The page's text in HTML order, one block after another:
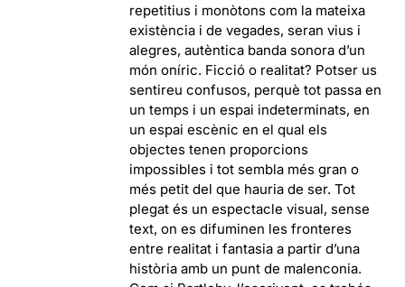
repetitius i monòtons com la mateixa
existència i de vegades, seran vius i
alegres, autèntica banda sonora d’un
món oníric. Ficció o realitat? Potser us
sentireu confusos, perquè tot passa en
un temps i un espai indeterminats, en
un espai escènic en el qual els
objectes tenen proporcions
impossibles i tot sembla més gran o
més petit del que hauria de ser. Tot
plegat és un espectacle visual, sense
text, on es difuminen les fronteres
entre realitat i fantasia a partir d’una
història amb un punt de malenconia.